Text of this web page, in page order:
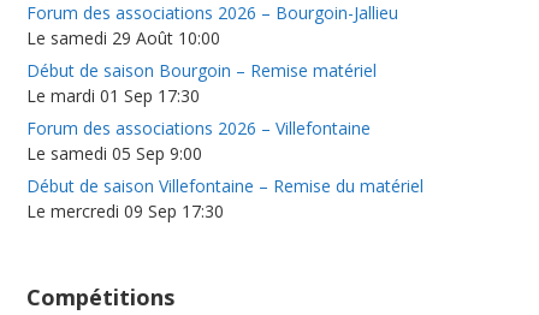
Forum des associations 2026 – Bourgoin-Jallieu
Le samedi 29 Août 10:00
Début de saison Bourgoin – Remise matériel
Le mardi 01 Sep 17:30
Forum des associations 2026 – Villefontaine
Le samedi 05 Sep 9:00
Début de saison Villefontaine – Remise du matériel
Le mercredi 09 Sep 17:30
Compétitions